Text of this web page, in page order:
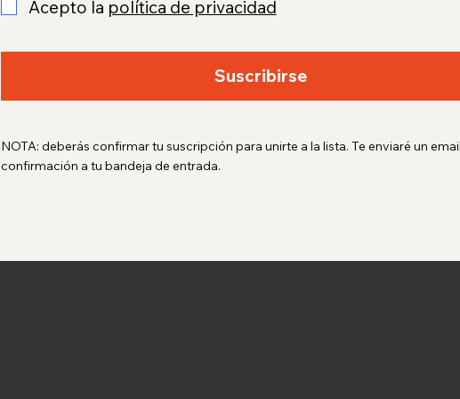
Acepto la política de privacidad
Suscribirse
NOTA: deberás confirmar tu suscripción para unirte a la lista. Te enviaré un
confirmación a tu bandeja de entrada.